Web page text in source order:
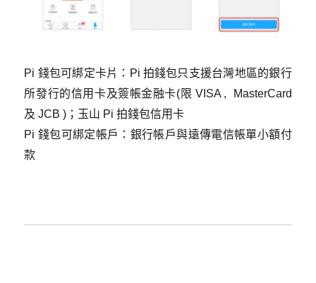
Pi 錢包可綁定卡片：Pi 拍錢包只支援台灣地區的銀行
所發行的信用卡及簽帳金融卡(限 VISA , MasterCard
及 JCB ) ；玉山 Pi 拍錢包信用卡
Pi 錢包可綁定帳戶：銀行帳戶與遠傳電信帳單小額付
款